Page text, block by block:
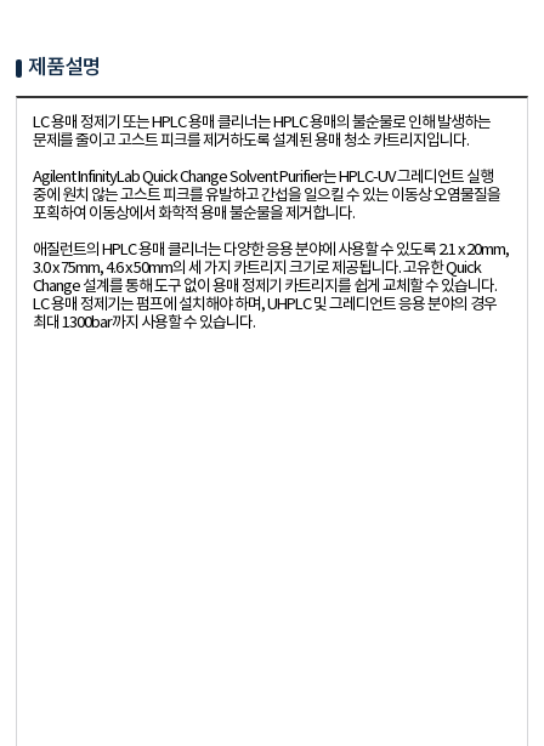
제품설명
LC 용매 정제기 또는 HPLC 용매 클리너는 HPLC 용매의 불순물로 인해 발생하는
문제를 줄이고 고스트 피크를 제거하도록 설계된 용매 청소 카트리지입니다.
Agilent InfinityLab Quick Change Solvent Purifier는 HPLC-UV 그레디언트 실행
중에 원치 않는 고스트 피크를 유발하고 간섭을 일으킬 수 있는 이동상 오염물질을
포획하여 이동상에서 화학적 용매 불순물을 제거합니다.
애질런트의 HPLC 용매 클리너는 다양한 응용 분야에 사용할 수 있도록 2.1 x 20mm,
3.0 x 75mm, 4.6 x 50mm의 세 가지 카트리지 크기로 제공됩니다. 고유한 Quick
Change 설계를 통해 도구 없이 용매 정제기 카트리지를 쉽게 교체할 수 있습니다.
LC 용매 정제기는 펌프에 설치해야 하며, UHPLC 및 그레디언트 응용 분야의 경우
최대 1300bar까지 사용할 수 있습니다.